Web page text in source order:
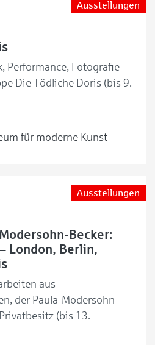
Ausstellungen
Performance, Fotografie
Die Tödliche Doris (bis 9.
für moderne Kunst
Ausstellungen
Becker:
London, Berlin,
aus
der Paula-Modersohn-
(bis 13.